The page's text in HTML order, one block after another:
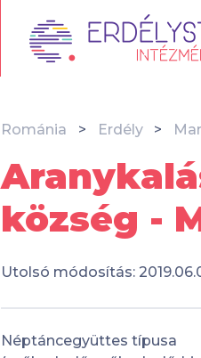
Románia Erdély
község -
Utolsó módosítás:
Néptáncegyüttes típusa